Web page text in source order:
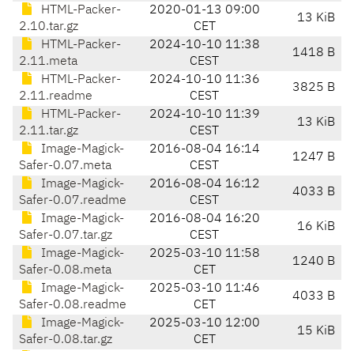
HTML-Packer-
2.10.tar.gz
2020-01-13 09:00
CET
13 KiB
HTML-Packer-
2.11.meta
2024-10-10 11:38
CEST
1418 B
HTML-Packer-
2.11.readme
2024-10-10 11:36
CEST
3825 B
HTML-Packer-
2.11.tar.gz
2024-10-10 11:39
CEST
13 KiB
Image-Magick-
Safer-0.07.meta
2016-08-04 16:14
CEST
1247 B
Image-Magick-
Safer-0.07.readme
2016-08-04 16:12
CEST
4033 B
Image-Magick-
Safer-0.07.tar.gz
2016-08-04 16:20
CEST
16 KiB
Image-Magick-
Safer-0.08.meta
2025-03-10 11:58
CET
1240 B
Image-Magick-
Safer-0.08.readme
2025-03-10 11:46
CET
4033 B
Image-Magick-
Safer-0.08.tar.gz
2025-03-10 12:00
CET
15 KiB